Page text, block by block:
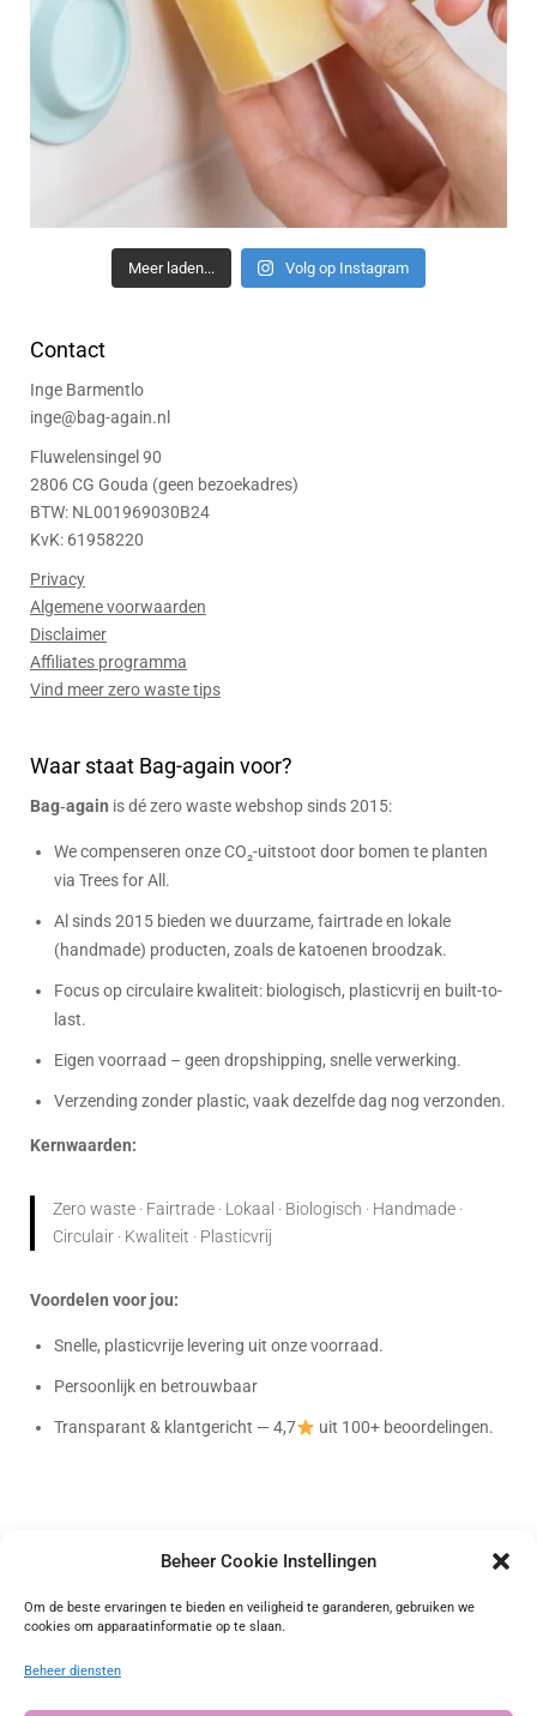
Beheer Cookie Instellingen
Om de beste ervaringen te bieden en veiligheid te garanderen, gebruiken we
cookies om apparaatinformatie op te slaan.
Beheer diensten
Meer laden... Volg op Instagram
Contact
Inge Barmentlo
inge@bag-again.nl
Fluwelensingel 90
2806 CG Gouda (geen bezoekadres)
BTW: NL001969030B24
KvK: 61958220
Privacy
Algemene voorwaarden
Disclaimer
Affiliates programma
Vind meer zero waste tips
Waar staat Bag-again voor?
Bag‑again is dé zero waste webshop sinds 2015:
We compenseren onze CO₂-uitstoot door bomen te planten
via Trees for All.
Al sinds 2015 bieden we duurzame, fairtrade en lokale
(handmade) producten, zoals de katoenen broodzak.
Focus op circulaire kwaliteit: biologisch, plasticvrij en built-to-
last.
Eigen voorraad – geen dropshipping, snelle verwerking.
Verzending zonder plastic, vaak dezelfde dag nog verzonden.
Kernwaarden:
Zero waste · Fairtrade · Lokaal · Biologisch · Handmade ·
Circulair · Kwaliteit · Plasticvrij
Voordelen voor jou:
Snelle, plasticvrije levering uit onze voorraad.
Persoonlijk en betrouwbaar
Transparant & klantgericht — 4,7 uit 100+ beoordelingen.
Bag-again
4.72 waardering